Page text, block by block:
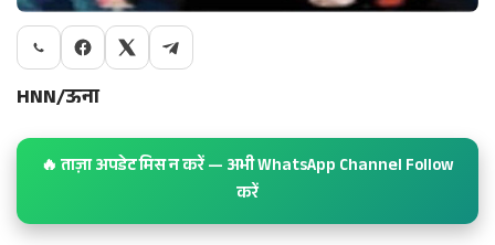
HNN/ऊना
🔥 ताज़ा अपडेट मिस न करें — अभी WhatsApp Channel Follow
करें